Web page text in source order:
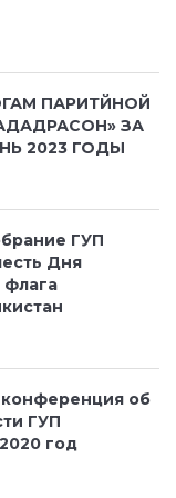
ПАРИТЙНОЙ
ЗА
2023 ГОДЫ
ГУП
Дня
флага
конференция об
ГУП
год